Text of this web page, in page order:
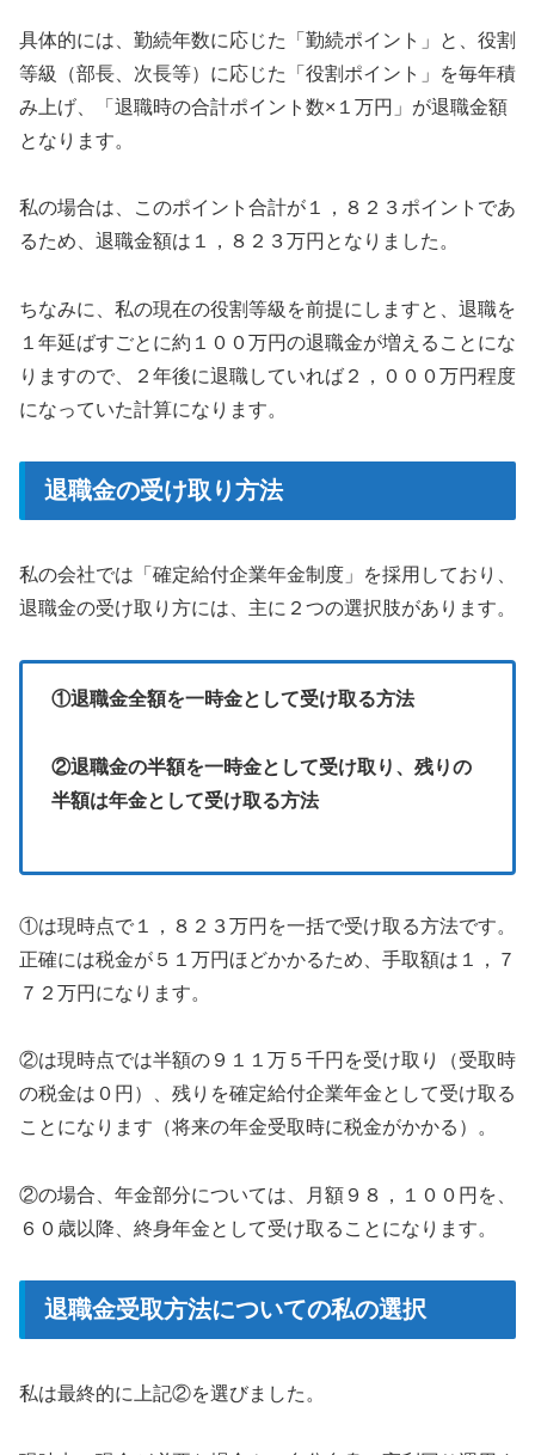
具体的には、勤続年数に応じた「勤続ポイント」と、役割
等級（部長、次長等）に応じた「役割ポイント」を毎年積
み上げ、「退職時の合計ポイント数×１万円」が退職金額
となります。
私の場合は、このポイント合計が１，８２３ポイントであ
るため、退職金額は１，８２３万円となりました。
ちなみに、私の現在の役割等級を前提にしますと、退職を
１年延ばすごとに約１００万円の退職金が増えることにな
りますので、２年後に退職していれば２，０００万円程度
になっていた計算になります。
退職金の受け取り方法
私の会社では「確定給付企業年金制度」を採用しており、
退職金の受け取り方には、主に２つの選択肢があります。
①退職金全額を一時金として受け取る方法
②退職金の半額を一時金として受け取り、残りの
半額は年金として受け取る方法
①は現時点で１，８２３万円を一括で受け取る方法です。
正確には税金が５１万円ほどかかるため、手取額は１，７
７２万円になります。
②は現時点では半額の９１１万５千円を受け取り（受取時
の税金は０円）、残りを確定給付企業年金として受け取る
ことになります（将来の年金受取時に税金がかかる）。
②の場合、年金部分については、月額９８，１００円を、
６０歳以降、終身年金として受け取ることになります。
退職金受取方法についての私の選択
私は最終的に上記②を選びました。